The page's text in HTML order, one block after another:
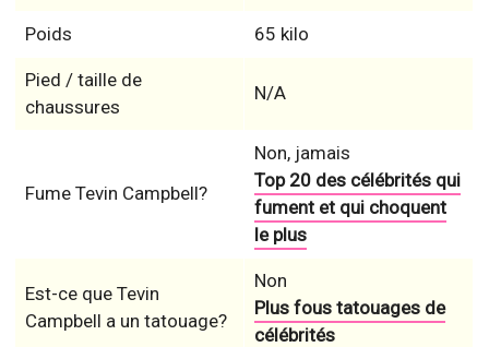
Poids 65 kilo
Pied / taille de
chaussures
N/A
Fume Tevin Campbell?
Non, jamais
Top 20 des célébrités qui
fument et qui choquent
le plus
Est-ce que Tevin
Campbell a un tatouage?
Non
Plus fous tatouages de
célébrités